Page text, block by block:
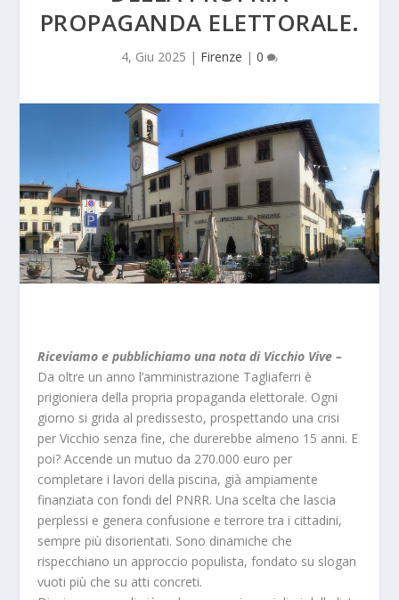
PROPAGANDA ELETTORALE.
4, Giu 2025 | Firenze | 0
Riceviamo e pubblichiamo una nota di Vicchio Vive –
Da oltre un anno l’amministrazione Tagliaferri è
prigioniera della propria propaganda elettorale. Ogni
giorno si grida al predissesto, prospettando una crisi
per Vicchio senza fine, che durerebbe almeno 15 anni. E
poi? Accende un mutuo da 270.000 euro per
completare i lavori della piscina, già ampiamente
finanziata con fondi del PNRR. Una scelta che lascia
perplessi e genera confusione e terrore tra i cittadini,
sempre più disorientati. Sono dinamiche che
rispecchiano un approccio populista, fondato su slogan
vuoti più che su atti concreti.